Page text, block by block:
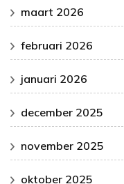
maart 2026
februari 2026
januari 2026
december 2025
november 2025
oktober 2025